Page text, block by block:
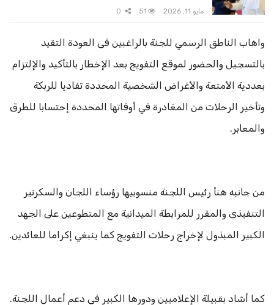
مايو 11, 2026 51
واهاب الناطق الرسمي للجنة بالراغبين فى العودة التقيد
بالتسجيل والحضور لموقع التفويج بعد الإخطار بالتأكيد والإلتزام
بعددية الأمتعة والأغراض الشخصية المحددة تفاديا للربكة
وتأخير الرحلات من المغادرة في أوقاتها المحددة إحتسابا للطرق
والمعابر.
من جانبه هنأ رئيس اللجنة منسوبيها رؤساء اللجان والسكرتير
التنفيذى والمقرر للمرابطة الميدانية مع المتطوعين على الجهد
الكبير المبذول لإخراج رحلات التفويج كما ينبغي إكراما للعائدين.
كما أشاد بقبيلة الإعلاميين ودورها الكبير في دعم أعمال اللجنة.